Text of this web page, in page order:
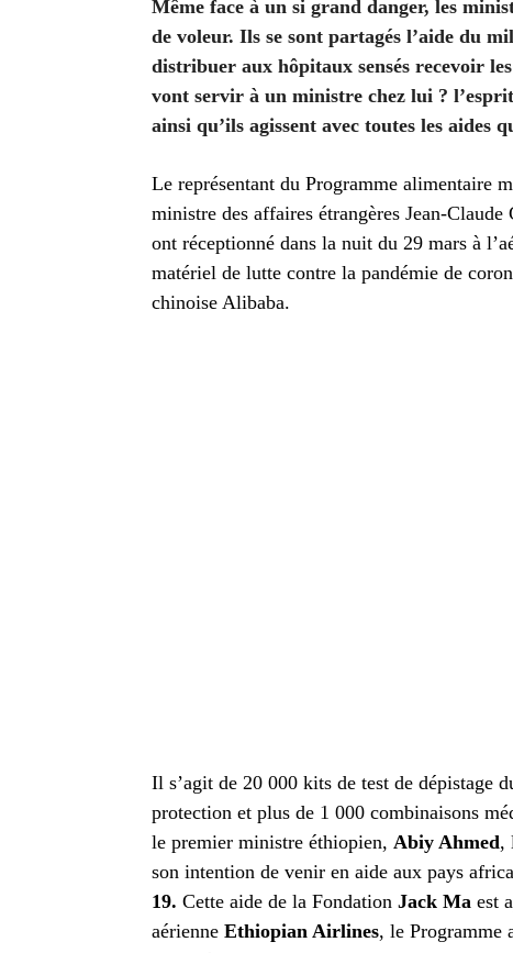
Même face à un si grand danger, les
de voleur. Ils se sont partagés l’aide du
distribuer aux hôpitaux sensés recevoir
vont servir à un ministre chez lui ?
ainsi qu’ils agissent avec toutes les aides
Le représentant du Programme alimentaire
ministre des affaires étrangères Jean-
ont réceptionné dans la nuit du 29 mars à
matériel de lutte contre la pandémie de
chinoise Alibaba.
Il s’agit de 20 000 kits de test de dépistage
protection et plus de 1 000 combinaisons
le premier ministre éthiopien, Abiy Ahmed,
son intention de venir en aide aux pays
19. Cette aide de la Fondation Jack Ma est
aérienne Ethiopian Airlines, le Programme